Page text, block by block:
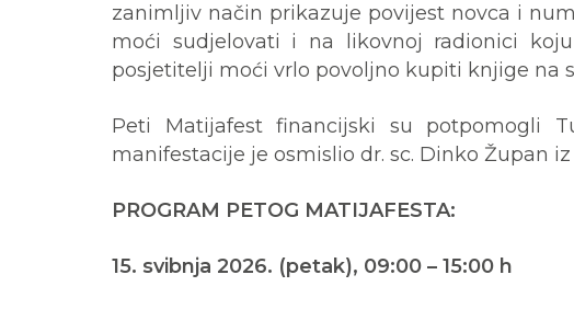
zanimljiv način prikazuje povijest novca i
moći sudjelovati i na likovnoj radionici
posjetitelji moći vrlo povoljno kupiti knjige na
Peti Matijafest financijski su potpomogli
manifestacije je osmislio dr. sc. Dinko Župan
PROGRAM PETOG MATIJAFESTA:
15. svibnja 2026. (petak), 09:00 – 15:00 h